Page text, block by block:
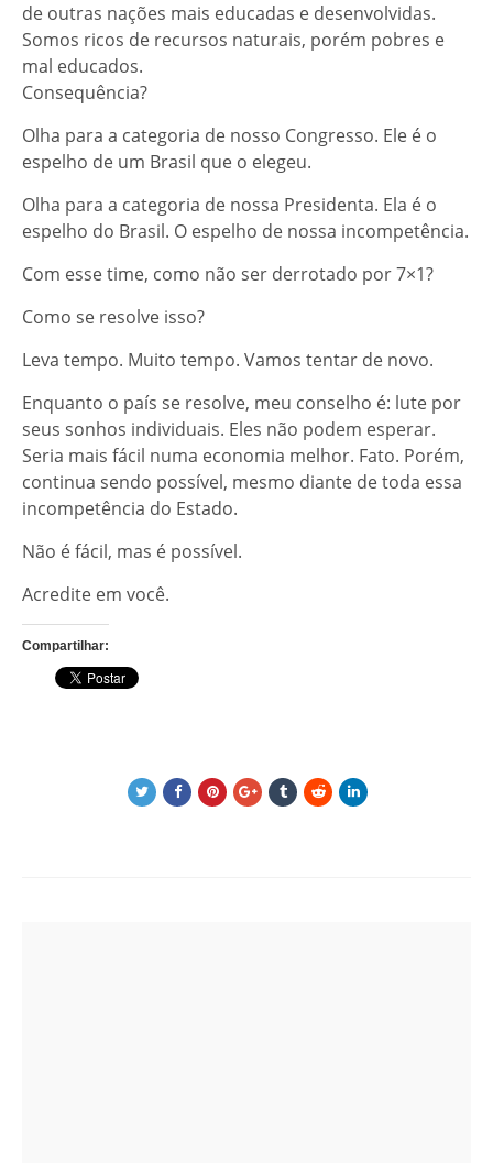
de outras nações mais educadas e desenvolvidas.
Somos ricos de recursos naturais, porém pobres e
mal educados.
Consequência?
Olha para a categoria de nosso Congresso. Ele é o
espelho de um Brasil que o elegeu.
Olha para a categoria de nossa Presidenta. Ela é o
espelho do Brasil. O espelho de nossa incompetência.
Com esse time, como não ser derrotado por 7×1?
Como se resolve isso?
Leva tempo. Muito tempo. Vamos tentar de novo.
Enquanto o país se resolve, meu conselho é: lute por
seus sonhos individuais. Eles não podem esperar.
Seria mais fácil numa economia melhor. Fato. Porém,
continua sendo possível, mesmo diante de toda essa
incompetência do Estado.
Não é fácil, mas é possível.
Acredite em você.
Compartilhar: